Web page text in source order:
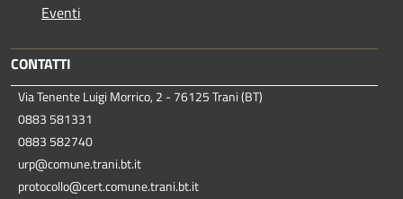
Eventi
CONTATTI
Via Tenente Luigi Morrico, 2 - 76125 Trani (BT)
0883 581331
0883 582740
urp@comune.trani.bt.it
protocollo@cert.comune.trani.bt.it